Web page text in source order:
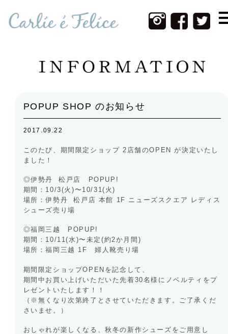
Home
New Item
About Us
POPUP SHOP のお知らせ
2017.09.22
このたび、期間限定ショップ 2店舗のOPEN が決定いたし
ました！
◎伊勢丹 松戸店 POPUP!
期間：10/3(火)〜10/31(火)
場所：伊勢丹 松戸店 本館 1F ニューズスクエア レディス
シューズ売り場
◎福岡三越 POPUP!
期間：10/11(水)〜未定(約2か月間)
場所：福岡三越 1F 婦人靴売り場
期間限定ショップOPENを記念して、
期間中お買い上げいただいた先着30名様にノベルティをプ
レゼントいたします！！
（※無くなり次第終了とさせていただきます。ご了承くだ
さいませ。）
おしゃれが楽しくなる、秋冬の新作シューズをご用意し